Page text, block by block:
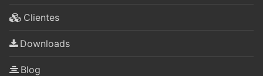
Clientes
Downloads
Blog